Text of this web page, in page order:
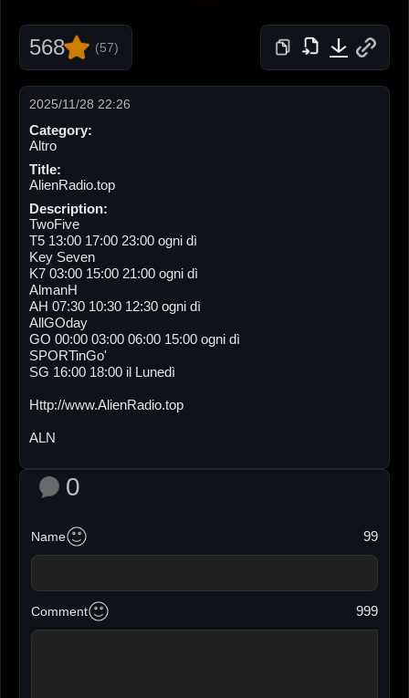
568 (57)
2025/11/28 22:26
Category:
Altro
Title:
AlienRadio.top
Description:
TwoFive
T5 13:00 17:00 23:00 ogni dì
Key Seven
K7 03:00 15:00 21:00 ogni dì
AlmanH
AH 07:30 10:30 12:30 ogni dì
AllGOday
GO 00:00 03:00 06:00 15:00 ogni dì
SPORTinGo'
SG 16:00 18:00 il Lunedì
Http://www.AlienRadio.top
ALN
0
Name 99
Comment 999